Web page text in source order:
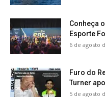
Conheça
Esporte
6 de agosto
Furo do
Turner
5 de agosto